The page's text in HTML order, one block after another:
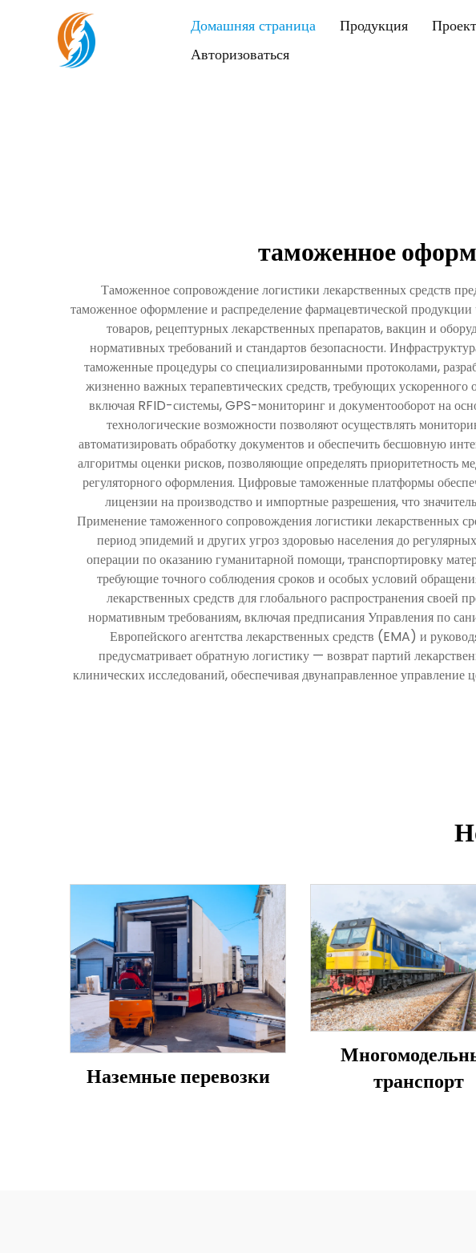
Домашняя страница Продукция
Авторизоваться
таможенное
Таможенное сопровождение логистики лекарственных средств
таможенное оформление и распределение фармацевтической
товаров, рецептурных лекарственных препаратов, вакцин и
нормативных требований и стандартов безопасности.
таможенные процедуры со специализированными протоколами,
жизненно важных терапевтических средств, требующих
включая RFID-системы, GPS-мониторинг и документооборот на
технологические возможности позволяют осуществлять
автоматизировать обработку документов и обеспечить бесшовную
алгоритмы оценки рисков, позволяющие определять приоритетность
регуляторного оформления. Цифровые таможенные платформы
лицензии на производство и импортные разрешения, что
Применение таможенного сопровождения логистики лекарственных
период эпидемий и других угроз здоровью населения до
операции по оказанию гуманитарной помощи, транспортировку
требующие точного соблюдения сроков и особых условий
лекарственных средств для глобального распространения
нормативным требованиям, включая предписания Управления по
Европейского агентства лекарственных средств (EMA) и
предусматривает обратную логистику — возврат партий
клинических исследований, обеспечивая двунаправленное
Наземные перевозки
транспорт